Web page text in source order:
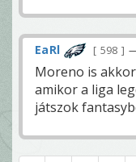
EaRl 598
Moreno is
amikor a liga
játszok